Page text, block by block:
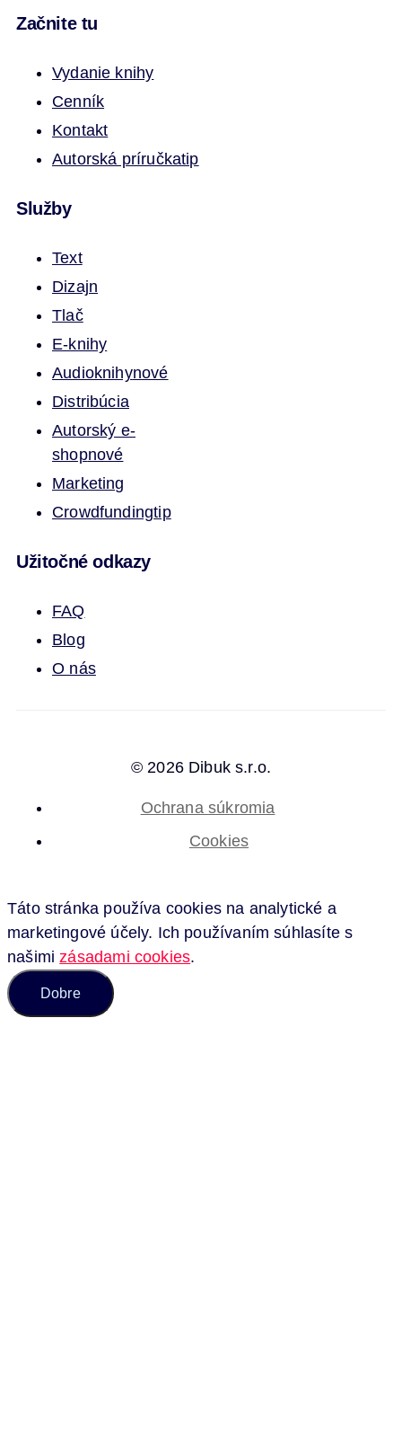
Začnite tu
Vydanie knihy
Cenník
Kontakt
Autorská príručkatip
Služby
Text
Dizajn
Tlač
E-knihy
Audioknihynové
Distribúcia
Autorský e-
shopnové
Marketing
Crowdfundingtip
Užitočné odkazy
FAQ
Blog
O nás
© 2026 Dibuk s.r.o.
Ochrana súkromia
Cookies
Táto stránka používa cookies na analytické a
marketingové účely. Ich používaním súhlasíte s
našimizásadami cookies.
Dobre